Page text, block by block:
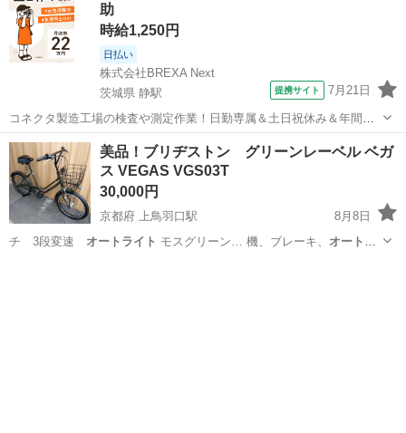
助
時給1,250円
日払い
株式会社BREXA Next
茨城県 静駅
提携サイト 7月21日
コネクタ製造工場の検査や測定作業！日勤専属＆土日祝休み＆年間休
日128日★クリーンルーム内作業★マイカー通勤OK＆無料駐車場あり
★就業先食堂利用可！日払い制度あり！《茨城県常陸大宮市》 人気の
工場のお仕事 ◇コネクタ製造工...
茨城 常陸大宮市 静駅 その他
美品！ブリヂストン グリーンレーベル ベガ
ス VEGAS VGS03T
30,000円
京都府 上鳥羽口駅
8月8日
チ 3段変速 オートライト モスグリーン… 機、ブレーキ、 オートラ